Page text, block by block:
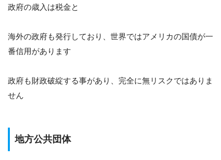
政府の歳入は税金と
海外の政府も発行しており、世界ではアメリカの国債が一
番信用があります
政府も財政破綻する事があり、完全に無リスクではありま
せん
地方公共団体